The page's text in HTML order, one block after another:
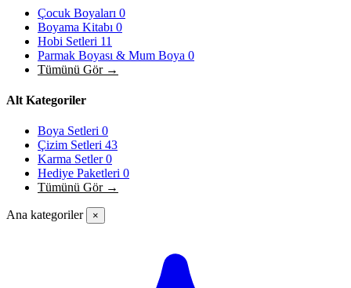
Çocuk Boyaları 0
Boyama Kitabı 0
Hobi Setleri 11
Parmak Boyası & Mum Boya 0
Tümünü Gör →
Alt Kategoriler
Boya Setleri 0
Çizim Setleri 43
Karma Setler0
Hediye Paketleri 0
Tümünü Gör →
Ana kategoriler ×